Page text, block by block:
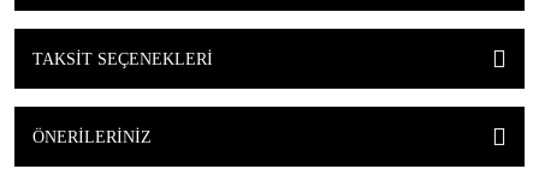
TAKSIT SEÇENEKLERI
ÖNERILERINIZ